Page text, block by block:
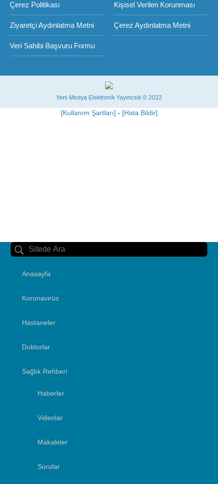
Çerez Politikası Kişisel Verilen Korunması
Ziyaretçi Aydınlatma Metni Çerez Aydınlatma Metni
Veri Sahibi Başvuru Formu
Yeni Medya Elektronik Yayıncılık © 2022
[Kullanım Şartları] - [Hata Bildir]
Anasayfa
Koronavirüs
Hastaneler
Doktorlar
Sağlık Rehberi
Haberler
Videolar
Makaleler
Sorular